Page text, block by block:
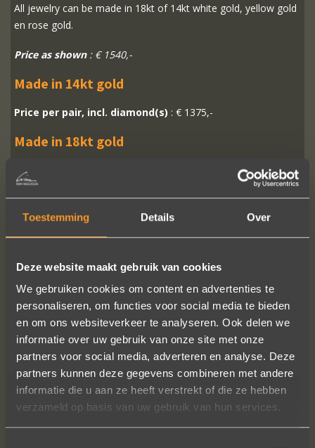
Toestemming Details Over
Deze website maakt gebruik van cookies
We gebruiken cookies om content en advertenties te
personaliseren, om functies voor social media te bieden
en om ons websiteverkeer te analyseren. Ook delen we
informatie over uw gebruik van onze site met onze
partners voor social media, adverteren en analyse. Deze
partners kunnen deze gegevens combineren met andere
informatie die u aan ze heeft verstrekt of die ze hebben
verzameld op basis van uw gebruik van hun services.
All jewelry can be made in 18kt of 14kt white gold, yellow gold
en rose gold.
Price as shown: € 1540,-
Made in 14kt gold
Price per pair, incl. diamond(s) : € 1375,-
Made in 18kt gold
Price per pair, incl. diamond(s)
READ MORE ORDER?
FOLLOW US ON SOCIAL MEDIA